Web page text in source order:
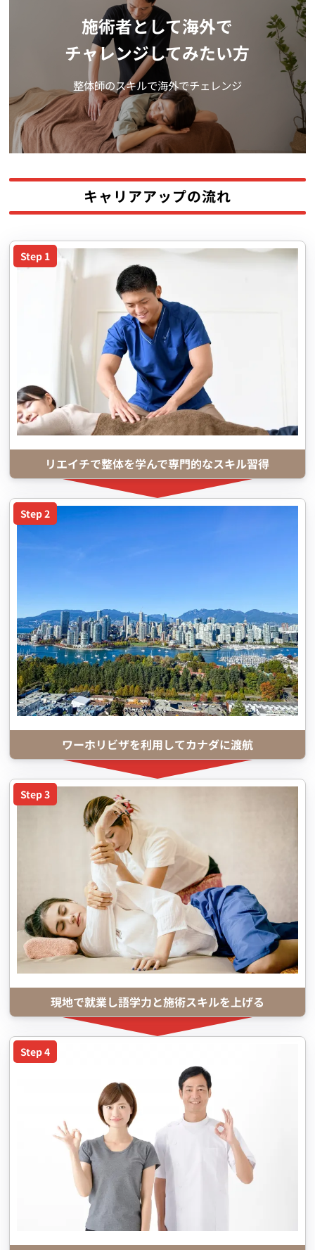
施術者として海外で
チャレンジしてみたい方
整体師のスキルで海外でチェレンジ
キャリアアップの流れ
リエイチで整体を学んで専門的なスキル習得
ワーホリビザを利用してカナダに渡航
現地で就業し語学力と施術スキルを上げる